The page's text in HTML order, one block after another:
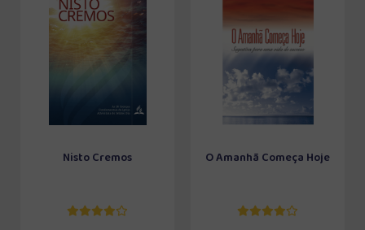
Nisto Cremos O Amanhã Começa Hoje